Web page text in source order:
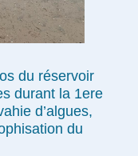
du réservoir
durant la 1ere
d’algues,
du